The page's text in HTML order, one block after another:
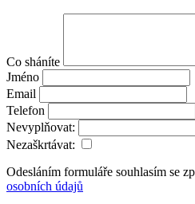
Co sháníte
Jméno
Email
Telefon
Nevyplňovat:
Nezaškrtávat:
Odesláním formuláře souhlasím se
osobních údajů